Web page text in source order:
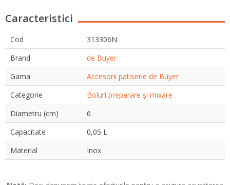
Caracteristici
Cod
313306N
Brand
de Buyer
Gama
Accesorii patiserie de Buyer
Categorie
Boluri preparare și mixare
Diametru (cm)
6
Capacitate
0,05 L
Material
Inox